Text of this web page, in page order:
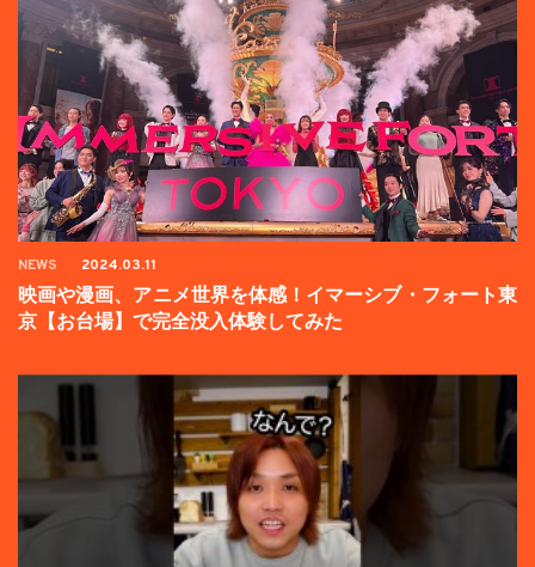
NEWS 2024.03.11
映画や漫画、アニメ世界を体感！イマーシブ・フォート東
京【お台場】で完全没入体験してみた